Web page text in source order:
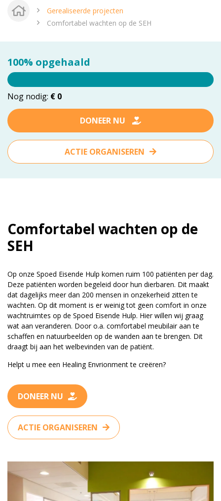
033 - 850 2014
Gerealiseerde projecten
Comfortabel wachten op de SEH
DONEER NU
ACTIE ORGANISEREN
100% opgehaald
Nog nodig: € 0
Comfortabel wachten op de
SEH
Op onze Spoed Eisende Hulp komen ruim 100 patiënten per dag.
Deze patiënten worden begeleid door hun dierbaren. Dit maakt
dat dagelijks meer dan 200 mensen in onzekerheid zitten te
wachten. Op dit moment is er weinig tot geen comfort in onze
wachtruimtes op de Spoed Eisende Hulp. Hier willen wij graag
wat aan veranderen. Door o.a. comfortabel meubilair aan te
schaffen en natuurbeelden op de wanden aan te brengen. Dit
draagt bij aan het welbevinden van de patiënt.
Helpt u mee een Healing Envrionment te creëren?
DONEER NU
ACTIE ORGANISEREN